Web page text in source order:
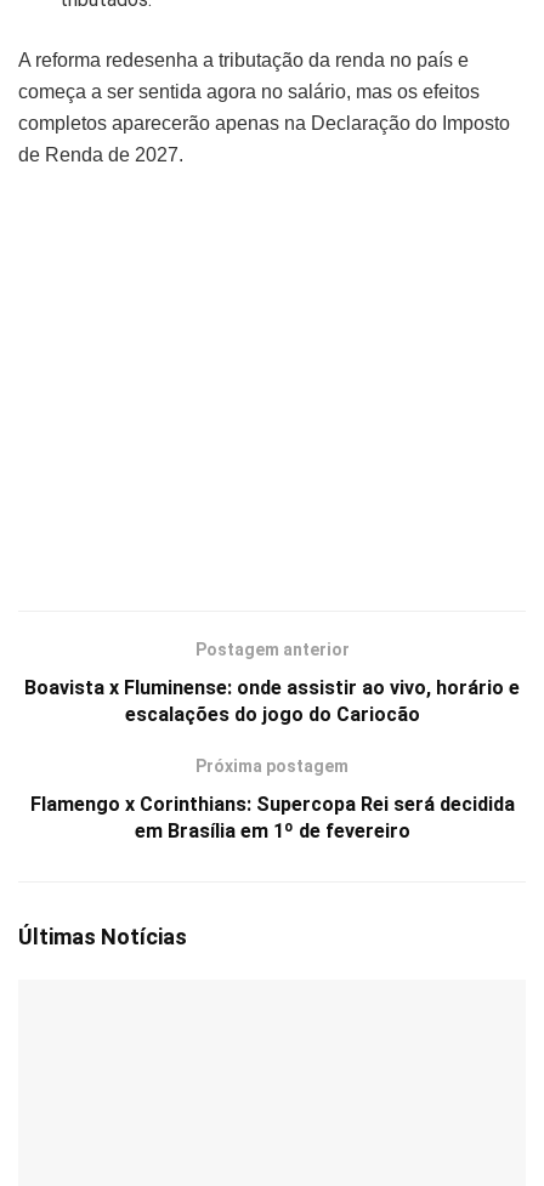
A reforma redesenha a tributação da renda no país e
começa a ser sentida agora no salário, mas os efeitos
completos aparecerão apenas na Declaração do Imposto
de Renda de 2027.
Postagem anterior
Boavista x Fluminense: onde assistir ao vivo, horário e
escalações do jogo do Cariocão
Próxima postagem
Flamengo x Corinthians: Supercopa Rei será decidida
em Brasília em 1º de fevereiro
Últimas Notícias